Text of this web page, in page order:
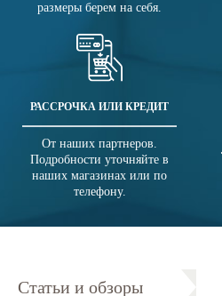
размеры берем на себя.
РАССРОЧКА ИЛИ КРЕДИТ
От наших партнеров.
Подробности уточняйте в
наших магазинах или по
телефону.
Статьи и обзоры